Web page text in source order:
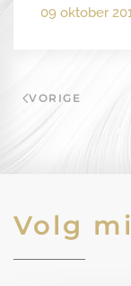
09 oktober
VORIGE
Volg